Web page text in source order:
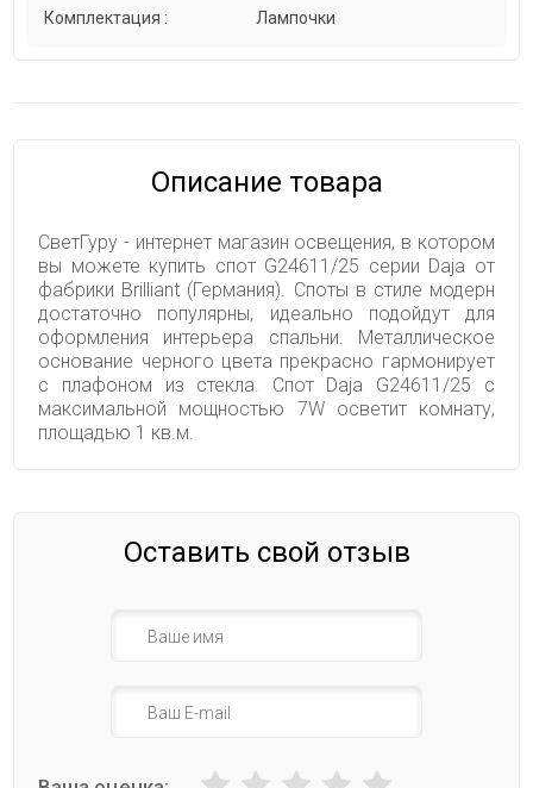
Комплектация : Лампочки
Описание товара
СветГуру - интернет магазин освещения, в котором
вы можете купить спот G24611/25 серии Daja от
фабрики Brilliant (Германия). Споты в стиле модерн
достаточно популярны, идеально подойдут для
оформления интерьера спальни. Металлическое
основание черного цвета прекрасно гармонирует
с плафоном из стекла. Спот Daja G24611/25 с
максимальной мощностью 7W осветит комнату,
площадью 1 кв.м.
Оставить свой отзыв